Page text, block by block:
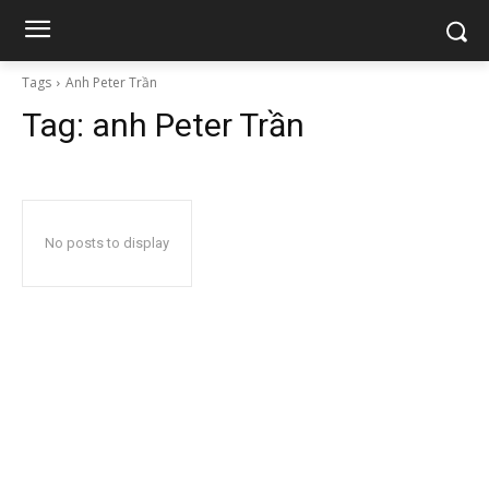
Tags Anh Peter Trần
Tag: anh Peter Trần
No posts to display